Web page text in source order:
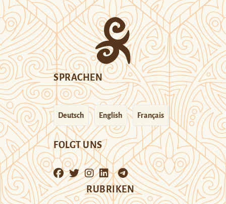
SPRACHEN
Deutsch English Français
FOLGT UNS
RUBRIKEN